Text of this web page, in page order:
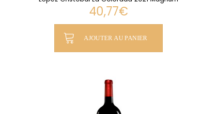
40,77€
AJOUTER AU PANIER